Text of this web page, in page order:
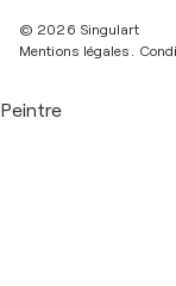
© 2026 Singulart
Mentions légales.
Peintre